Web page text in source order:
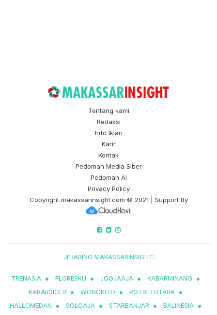
Tentang kami
Redaksi
Info Iklan
Karir
Kontak
Pedoman Media Siber
Pedoman AI
Privacy Policy
Copyright makassarinsight.com © 2021 | Support By
JEJARING MAKASSARINSIGHT:
TRENASIA ● FLORESKU ● JOGJAAJA ● KABARMINANG
●
KABARSIGER
● WONGKITO ● POTRETUTARA ●
HALLOMEDAN
● SOLOAJA ● STARBANJAR ● BALINESIA ●